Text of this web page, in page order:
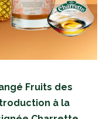
Fruits des
à la